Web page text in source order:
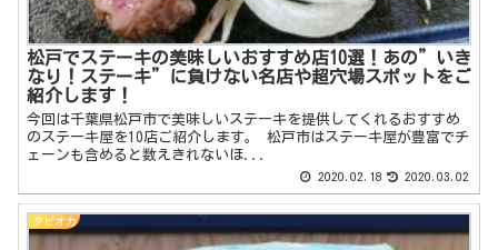
松戸でステーキの美味しいおすすめ店10選！あの”いき
なり！ステーキ”に負けない名店や超穴場スポットをご
紹介します！
今回は千葉県松戸市で美味しいステーキを提供してくれるおすすめ
のステーキ屋を10店ご紹介します。 松戸市はステーキ屋が豊富でチ
ェーンも含めると数えきれないほ...
2020.02.18 2020.03.02
タピオカ